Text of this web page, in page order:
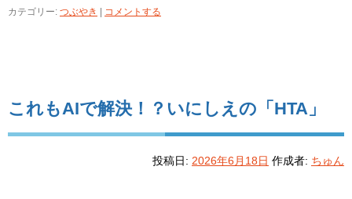
カテゴリー: つぶやき コメントする
これもAIで解決！？いにしえの「HTA」
投稿日: 2026年6月18日 作成者: ちゅん